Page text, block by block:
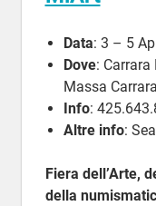
Data: 3 – 5
Dove: Carrara
Massa Carrara
Info:
Altre info:
Fiera dell’Arte,
della